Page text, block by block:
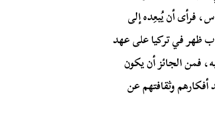
فرأى أن يُبعِده إلى
ظهر في تركيا على عهد
فمن الجائز أن يكون
أفكارهم وثقافتهم عن